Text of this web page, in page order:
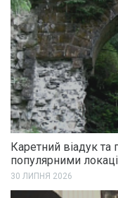
Каретний віадук та
популярними
30 ЛИПНЯ 2026